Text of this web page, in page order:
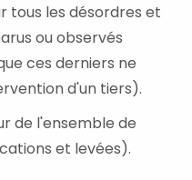
tous les désordres et
ou observés
ces derniers ne
d'un tiers).
de l'ensemble de
et levées).